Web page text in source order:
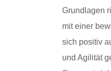
Grundlagen
mit einer
sich positiv
und Agilität